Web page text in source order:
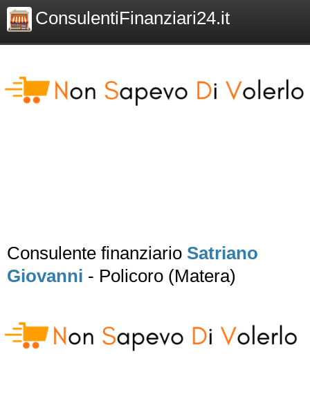
ConsulentiFinanziari24.it
Consulente finanziario Satriano
Giovanni - Policoro (Matera)